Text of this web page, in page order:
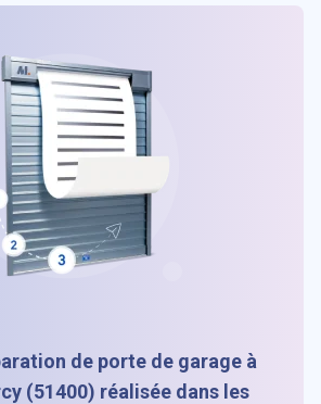
de porte de garage à
(51400) réalisée dans les